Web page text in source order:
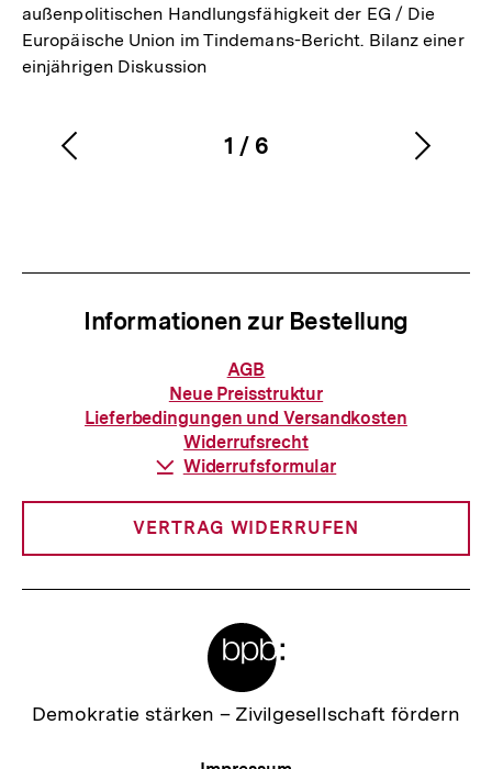
außenpolitischen Handlungsfähigkeit der EG / Die
Europäische Union im Tindemans-Bericht. Bilanz einer
einjährigen Diskussion
Karussellinhalt
1
von
/ 6
Vorherigen
Informationen zur Bestellung
Informationen
zur
Bestellung
AGB
Neue Preisstruktur
Lieferbedingungen und Versandkosten
Widerrufsrecht
Download-
Widerrufsformular
VERTRAG WIDERRUFEN
Zur
Demokratie stärken – Zivilgesellschaft fördern